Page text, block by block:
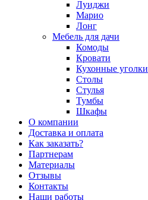
Луиджи
Марио
Лонг
Мебель для дачи
Комоды
Кровати
Кухонные уголки
Столы
Стулья
Тумбы
Шкафы
О компании
Доставка и оплата
Как заказать?
Партнерам
Материалы
Отзывы
Контакты
Наши работы